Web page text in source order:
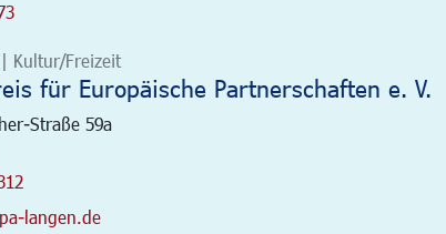
Kultur/Freizeit
für Europäische Partnerschaften e. V.
Straße 59a
langen.de